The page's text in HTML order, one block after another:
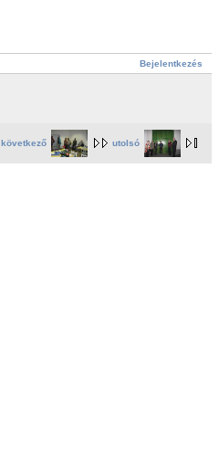
Bejelentkezés
következő utolsó